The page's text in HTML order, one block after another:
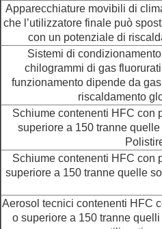
Apparecchiature movibili di
che l’utilizzatore finale può
con un potenziale di
Sistemi di
chilogrammi di gas
funzionamento dipende da
riscaldamento
Schiume contenenti HFC con
superiore a 150 tranne
Schiume contenenti HFC con
superiore a 150 tranne quelle
Aerosol tecnici contenenti HFC
o superiore a 150 tranne